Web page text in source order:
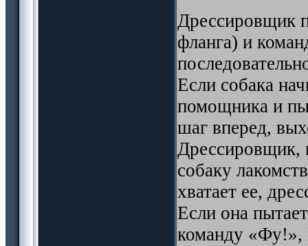
Дрессировщик
фланга) и
Если собака
помощника и
шаг вперед,
Дрессировщик,
собаку
хватает ее,
Если она
команду «Фу!»,